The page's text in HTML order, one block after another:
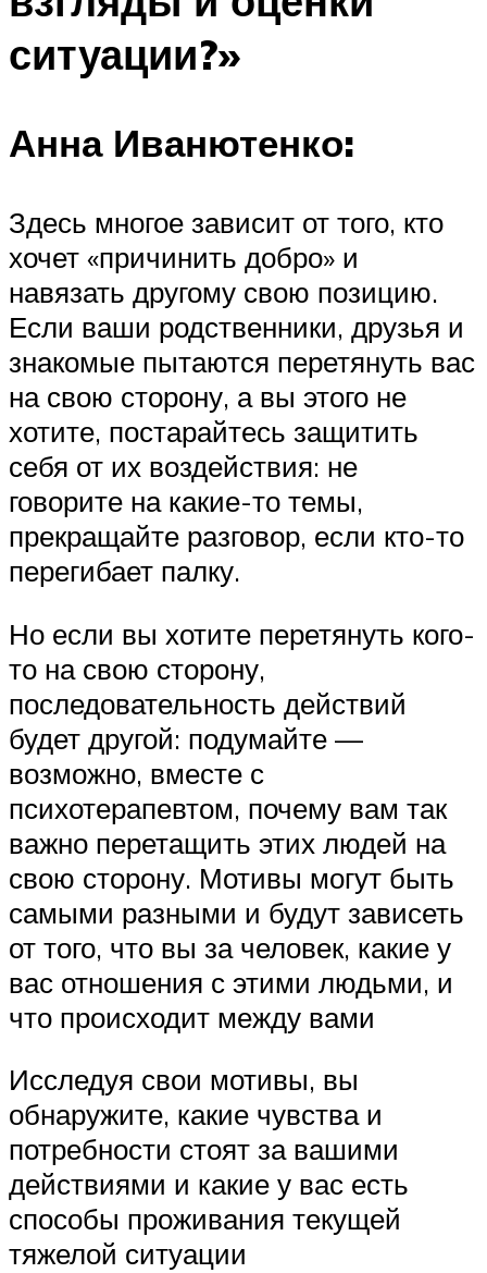
ситуации?»
Анна Иванютенко:
Здесь многое зависит от того, кто
хочет «причинить добро» и
навязать другому свою позицию.
Если ваши родственники, друзья и
знакомые пытаются перетянуть вас
на свою сторону, а вы этого не
хотите, постарайтесь защитить
себя от их воздействия: не
говорите на какие-то темы,
прекращайте разговор, если кто-то
перегибает палку.
Но если вы хотите перетянуть кого-
то на свою сторону,
последовательность действий
будет другой: подумайте —
возможно, вместе с
психотерапевтом, почему вам так
важно перетащить этих людей на
свою сторону. Мотивы могут быть
самыми разными и будут зависеть
от того, что вы за человек, какие у
вас отношения с этими людьми, и
что происходит между вами
Исследуя свои мотивы, вы
обнаружите, какие чувства и
потребности стоят за вашими
действиями и какие у вас есть
способы проживания текущей
тяжелой ситуации